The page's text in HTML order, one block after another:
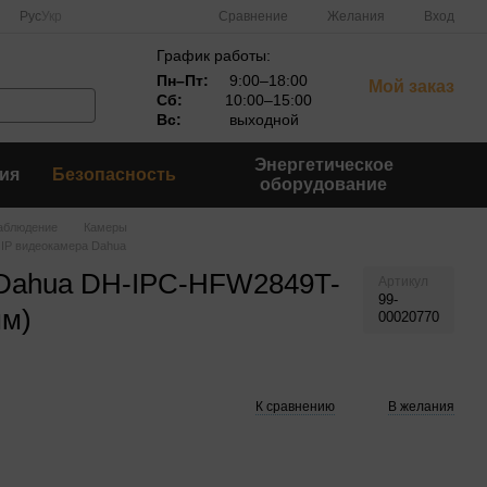
Рус Сравнение Желания Вход
График работы:
Пн–Пт:
9:00–18:00
Сб:
10:00–15:00
Вс:
выходной
Мой заказ
Безопасность
Энергетическое
оборудование
Камеры
видеокамера Dahua
DH-IPC-HFW2849T-
99-
00020770
К сравнению В желания